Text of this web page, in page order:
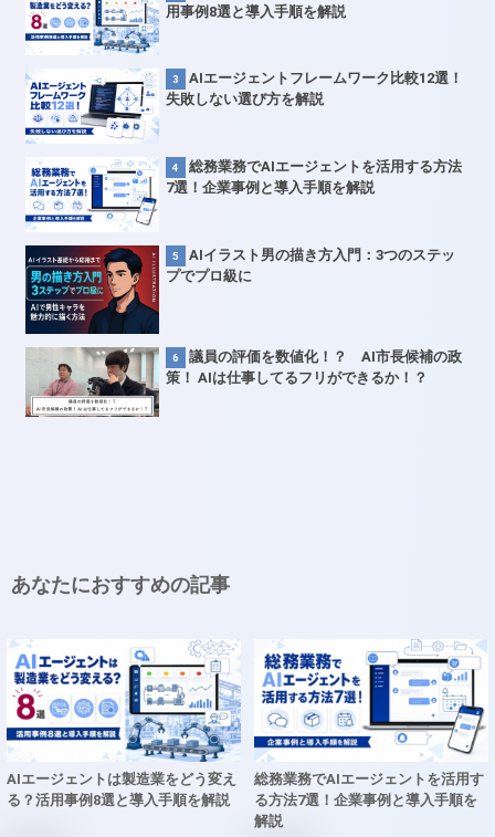
用事例8選と導入手順を解説
AIエージェントフレームワーク比較12選！
失敗しない選び方を解説
総務業務でAIエージェントを活用する方法
7選！企業事例と導入手順を解説
AIイラスト男の描き方入門：3つのステッ
プでプロ級に
議員の評価を数値化！？ AI市長候補の政
策！ AIは仕事してるフリができるか！？
あなたにおすすめの記事
AIエージェントは製造業をどう変え
る？活用事例8選と導入手順を解説
総務業務でAIエージェントを活用す
る方法7選！企業事例と導入手順を
解説